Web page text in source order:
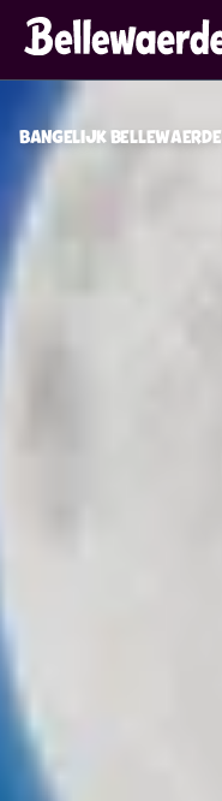
BANGELIJK BELLEWAERDE